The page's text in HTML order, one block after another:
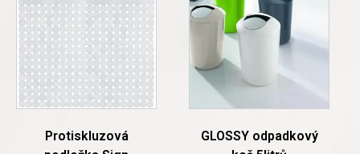
Protiskluzová
has
multiple
variants.
The
options
may
be
GLOSSY odpadkový
has
multiple
The
options
be